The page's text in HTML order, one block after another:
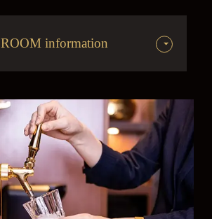
ROOM information